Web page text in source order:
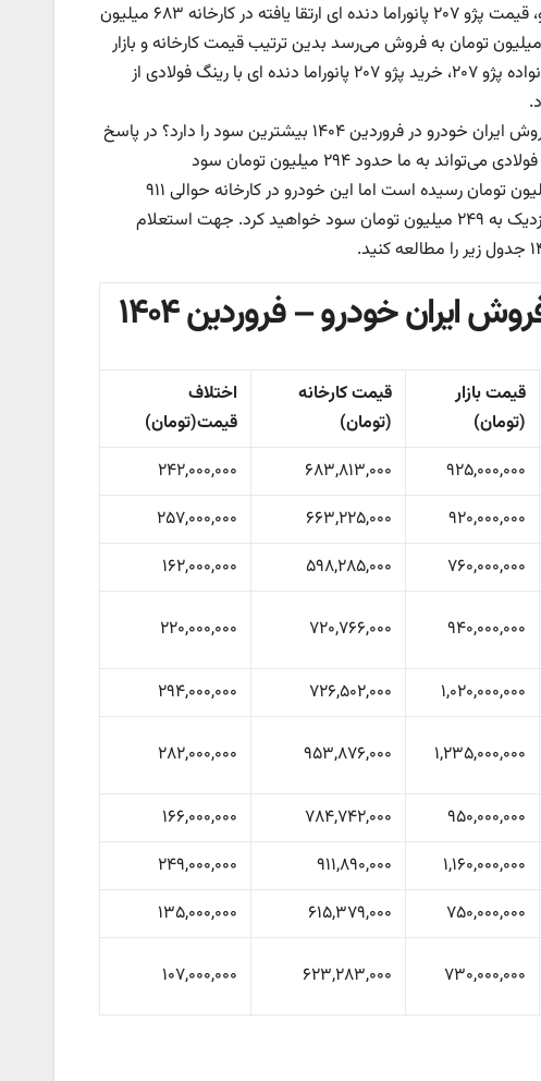
طبق جدیدترین قیمت بازار و کارخانه محصولات پیش فروش ایران خودرو، قیمت پژو ۲۰۷ پانوراما دنده ای ارتقا یافته در کارخانه ۶۸۳ میلیون
تومان تعیین شده است درحالی که این خودرو در بازار آزاد به قیمت ۹۲۵ میلیون تومان به فروش می‌رسد بدین ترتیب قیمت کارخانه و بازار
این مدل ۲۰۷ حدود ۲۴۲ میلیون تومان است البته در بین خودروهای خانواده پژو ۲۰۷، خرید پژو ۲۰۷ پانوراما دنده ای با رینگ فولادی از
اما به مهم ترین سوال این گزارش می‌رسیم؛ خرید کدام خودرو از پیش فروش ایران خودرو در فروردین ۱۴۰۴ بیشترین سود را دارد؟ در پاسخ
به این سوال باید گفت که خرید و فروش دنا پلاس EF۷P ۶ دنده با رینگ فولادی می‌تواند به ما حدود ۲۹۴ میلیون تومان سود
برساند.قیمت تارا اتوماتیک V۴ LX نیز در بازار به حدود ۱ میلیارد و ۱۶۰ میلیون تومان رسیده است اما این خودرو در کارخانه حوالی ۹۱۱
میلیون تومان قیمت دارد به همین ترتیب در صورت معامله این خودرو نزدیک به ۲۴۹ میلیون تومان سود خواهید کرد. جهت استعلام
ایران خودرو – فروردین ۱۴۰۴
قیمت بازار
(تومان)
قیمت کارخانه
(تومان)
اختلاف
قیمت(تومان)
۹۲۵,۰۰۰,۰۰۰ ۶۸۳,۸۱۳,۰۰۰
۲۴۲,۰۰۰,۰۰۰
۹۲۰,۰۰۰,۰۰۰ ۶۶۳,۲۲۵,۰۰۰
۲۵۷,۰۰۰,۰۰۰
۷۶۰,۰۰۰,۰۰۰ ۵۹۸,۲۸۵,۰۰۰ ۱۶۲,۰۰۰,۰۰۰
۹۴۰,۰۰۰,۰۰۰ ۷۲۰,۷۶۶,۰۰۰ ۲۲۰,۰۰۰,۰۰۰
۱,۰۲۰,۰۰۰,۰۰۰ ۷۲۶,۵۰۲,۰۰۰
۲۹۴,۰۰۰,۰۰۰
۱,۲۳۵,۰۰۰,۰۰۰ ۹۵۳,۸۷۶,۰۰۰ ۲۸۲,۰۰۰,۰۰۰
۹۵۰,۰۰۰,۰۰۰ ۷۸۴,۷۴۲,۰۰۰
۱۶۶,۰۰۰,۰۰۰
۱,۱۶۰,۰۰۰,۰۰۰ ۹۱۱,۸۹۰,۰۰۰
۲۴۹,۰۰۰,۰۰۰
۷۵۰,۰۰۰,۰۰۰ ۶۱۵,۳۷۹,۰۰۰
۱۳۵,۰۰۰,۰۰۰
۷۳۰,۰۰۰,۰۰۰ ۶۲۳,۲۸۳,۰۰۰ ۱۰۷,۰۰۰,۰۰۰